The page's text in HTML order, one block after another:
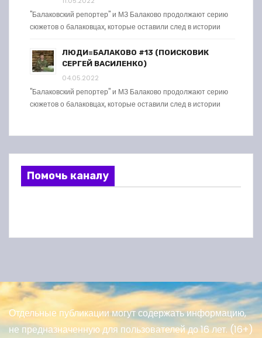
"Балаковский репортер" и МЗ Балаково продолжают серию
сюжетов о балаковцах, которые оставили след в истории
ЛЮДИ=БАЛАКОВО #13 (ПОИСКОВИК
СЕРГЕЙ ВАСИЛЕНКО)
04.05.2022
"Балаковский репортер" и МЗ Балаково продолжают серию
сюжетов о балаковцах, которые оставили след в истории
Помочь каналу
Отдельные публикации могут содержать информацию,
не предназначенную для пользователей до 16 лет. (16+)